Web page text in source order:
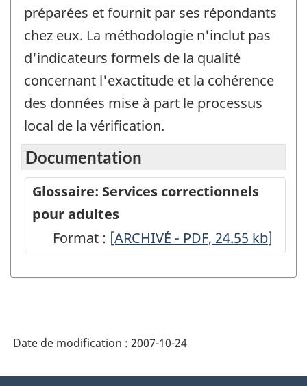
préparées et fournit par ses répondants
chez eux. La méthodologie n'inclut pas
d'indicateurs formels de la qualité
concernant l'exactitude et la cohérence
des données mise à part le processus
local de la vérification.
Documentation
Glossaire: Services correctionnels
pour adultes
Format : Glossaire:
correctionnels
-
ARCHIVÉ
[ARCHIVÉ - PDF, 24.55 kb]
Date de modification : 2007-10-24